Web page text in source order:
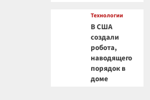
Технологии
В США
создали
робота,
наводящего
порядок в
доме